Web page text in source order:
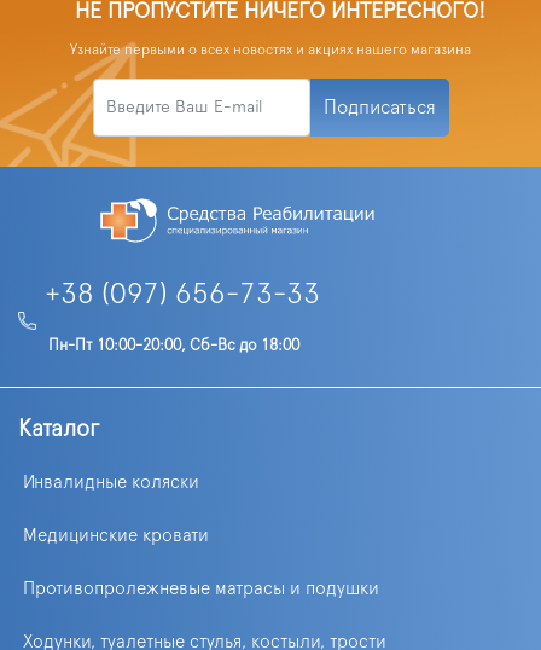
НЕ ПРОПУСТИТЕ НИЧЕГО ИНТЕРЕСНОГО!
Узнайте первыми о всех новостях и акциях нашего магазина
Подписаться
+38 (097) 656-73-33
Пн-Пт 10:00-20:00, Сб-Вс до 18:00
Каталог
Инвалидные коляски
Медицинские кровати
Противопролежневые матрасы и подушки
Ходунки, туалетные стулья, костыли, трости